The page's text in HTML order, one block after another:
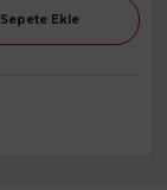
Sepete Ekle